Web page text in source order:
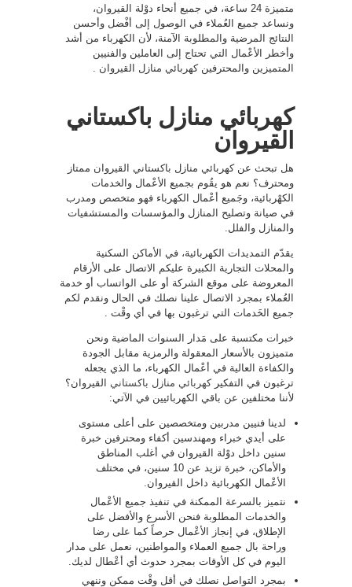
متميزة 24 ساعة، في جميع أنحاء دوْلة القيروان،
ونساعد جميع العُملاء في الوصول إلى أفْضل وأحسن
النتائج المرضية والمطلوبة الآمنة، لأن الكهرباء من أشد
وأخطر الأعْمال التي تحتاج إلى العاملين والفنيين
المتميزين والمحترفين كهربائي منازل القيروان .
كهربائي منازل باكستاني
القيروان
هل تبحث عن كهربائي منازل باكستاني القيروان ممتاز
ومحترف؟ نعم هو يقُوم بجميع الأعْمال والخدمات
الكهْربائية، وجَميع أعْمال الكهرباء فهو متخصص ومدرب
في صيانة وتصليح المنازل والمؤسسات والمستشفيات
والمنازل والفلل.
يقدّم التمديدات الكهربائية، في الأماكن السكنية
والمحلات التجارية الكبيرة عليكم الاتصال على الأرقام
المعروضة على موقع الشركة أو على الواتساب أو خدمة
العُملاء بمجرد الاتصال علينا نصلك في الحال ونقدم لكم
جميع الخَدمات التي ترغبون بها في أي وقْت .
خبرات مكتسبة على مَدار السنوات الماضية ونحن
متميزون بالأسعار المعقولة والرمزية مقابل الجودة
والكفاءة العالية في أعْمال الكهرباء، ما الذي يجعله
ترغبون في التفكيركهربائي منازل باكستاني القيروان؟
لأننا مختلفين عن باقي الكهربائيين في الآتي:
لدينا فنيين مدربين ومتخصصين على أعلى مستوى
على أيدي خبراء ومهندسين أكفاء ومحترفين خبرة
سنين داخل دوْلة القيروان في أغلب المناطق
والأماكن، خبرة تزيد عن 10 سنين، في مختلف
الأعْمال الكهربائية داخل القيروان.
نتميز بالسرعة الممكنة في تنفيذ جميع الأعْمال
والخدمات المطلوبة فنحن الأسرع والأفضل على
الإطلاق، في إنجاز الأعْمال حرصاً كما على رضا
وراحة بال جميع العملاء والمواطنين، نعمل على مدار
اليوم في كل الأوقات بمجرد حدوث أي أعْطال لديك.
بمجرد التواصل نصلك في أقل وقْت ممكن وننهي